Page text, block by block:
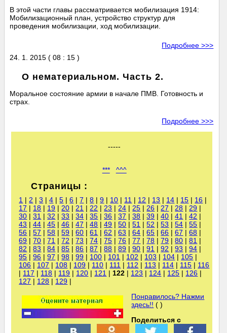
В этой части главы рассматривается мобилизация 1914:
Мобилизационный план, устройство структур для
проведения мобилизации, ход мобилизации.
Подробнее >>>
24. 1. 2015 ( 08 : 15 )
О нематериальном. Часть 2.
Моральное состояние армии в начале ПМВ. Готовность и
страх.
Подробнее >>>
-----
*** ^^^
Страницы :
1 | 2 |3 |4 |5 |6 |7 |8 |9 | 10 | 11 | 12 | 13 | 14 | 15 | 16 |
17 | 18 | 19 | 20 | 21 | 22 | 23 | 24 | 25 | 26 | 27 | 28 | 29 |
30 |31 |32 |33 |34 |35 |36 |37 |38 |39 |40 |41 |42 |
43 |44 |45 |46 |47 |48 |49 |50 |51 |52 |53 |54 |55 |
56 |57 |58 |59 |60 |61 |62 |63 |64 |65 |66 |67 |68 |
69 |70 |71 |72 |73 |74 |75 |76 |77 |78 |79 |80 |81 |
82 |83 |84 |85 |86 |87 |88 |89 |90 |91 |92 |93 |94 |
95 |96 |97 |98 |99 | 100 | 101 | 102 | 103 | 104 | 105 |
106 | 107 | 108 | 109 | 110 | 111 | 112 | 113 | 114 | 115 | 116
| 117 | 118 | 119 | 120 | 121 | 122 | 123 | 124 | 125 | 126 |
127 | 128 | 129 |
Понравилось? Нажми
здесь!! ( )
Поделиться с